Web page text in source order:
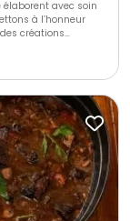
avec soin
à l’honneur
créations
pour une
durable des